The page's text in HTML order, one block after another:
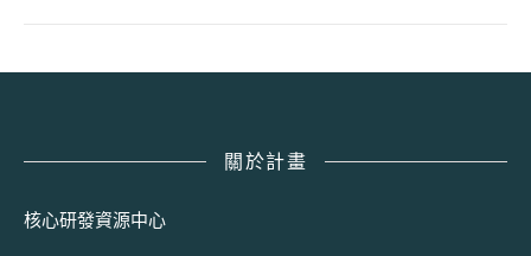
關於計畫
核心研發資源中心